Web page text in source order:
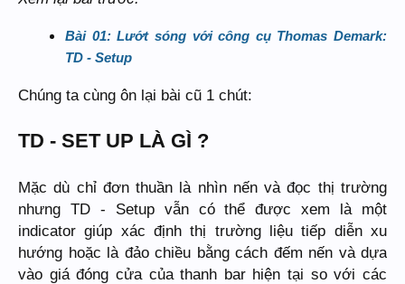
Bài 01: Lướt sóng với công cụ Thomas Demark:
TD - Setup
Chúng ta cùng ôn lại bài cũ 1 chút:
TD - SET UP LÀ GÌ ?
Mặc dù chỉ đơn thuần là nhìn nến và đọc thị trường
nhưng TD - Setup vẫn có thể được xem là một
indicator giúp xác định thị trường liệu tiếp diễn xu
hướng hoặc là đảo chiều bằng cách đếm nến và dựa
vào giá đóng cửa của thanh bar hiện tại so với các